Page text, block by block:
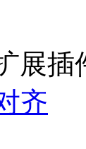
展插
齐